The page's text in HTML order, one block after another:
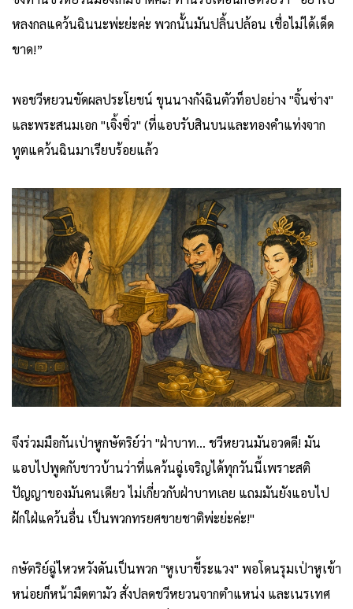
หลงกลแคว้นฉินนะพ่ะย่ะค่ะ พวกนั้นมันปลิ้นปล้อน เชื่อไม่ได้เด็ด
ขาด!”
พอชวีหยวนขัดผลประโยชน์ ขุนนางกังฉินตัวท็อปอย่าง "จิ้นซ่าง"
และพระสนมเอก "เจิ้งซิ่ว" (ที่แอบรับสินบนและทองคำแท่งจาก
ทูตแคว้นฉินมาเรียบร้อยแล้ว
จึงร่วมมือกันเป่าหูกษัตริย์ว่า "ฝ่าบาท... ชวีหยวนมันอวดดี! มัน
แอบไปพูดกับชาวบ้านว่าที่แคว้นฉู่เจริญได้ทุกวันนี้เพราะสติ
ปัญญาของมันคนเดียว ไม่เกี่ยวกับฝ่าบาทเลย แถมมันยังแอบไป
ฝักใฝ่แคว้นอื่น เป็นพวกทรยศขายชาติพ่ะย่ะค่ะ!"
กษัตริย์ฉู่ไหวหวังดันเป็นพวก "หูเบาขี้ระแวง" พอโดนรุมเป่าหูเข้า
หน่อยก็หน้ามืดตามัว สั่งปลดชวีหยวนจากตำแหน่ง และเนรเทศ